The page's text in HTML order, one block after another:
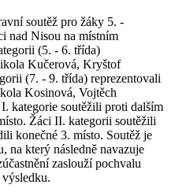
soutěž pro žáky 5. -
nad Nisou na místním
(5. - 6. třída)
Kučerová, Kryštof
(7. - 9. třída) reprezentovali
Kosinová, Vojtěch
kategorie soutěžili proti dalším
Žáci II. kategorii soutěžili
konečné 3. místo. Soutěž je
na který následně navazuje
zaslouží pochvalu
výsledku.